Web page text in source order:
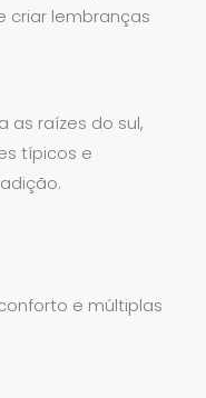
criar lembranças
as raízes do sul,
típicos e
e múltiplas